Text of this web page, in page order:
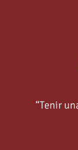
“Tenir